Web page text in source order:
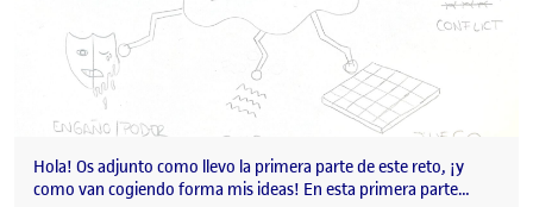
Hola! Os adjunto como llevo la primera parte de este reto, ¡y
como van cogiendo forma mis ideas! En esta primera parte…